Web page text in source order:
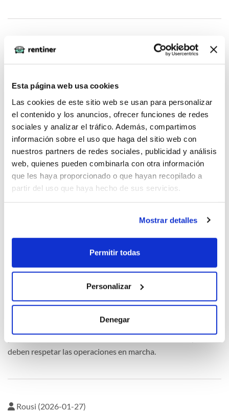
Esta página web usa cookies
Las cookies de este sitio web se usan para personalizar
el contenido y los anuncios, ofrecer funciones de redes
sociales y analizar el tráfico. Además, compartimos
información sobre el uso que haga del sitio web con
nuestros partners de redes sociales, publicidad y análisis
web, quienes pueden combinarla con otra información
que les haya proporcionado o que hayan recopilado a
partir del uso que haya hecho de sus servicios.
Mostrar detalles
Permitir todas
Personalizar
Denegar
PPsQukTM (2026-05-04)
Información seguro (2026-02-04)
Falta un detalle y es que se especifique el seguro a todo
riesgo si es con franquicia o sin franquicia
Rousi (2026-01-27)
Se publica una información que no es real. Me han notificado
que esta oferta no existe ya. La he solicitado desde hace mas
de 2 semanas, con documentación enviada y en estudio, con
me dicen que la han eliminado por orden del proveedor y la
pasan a 48 meses e incremento de cuota. No es serio y se
deben respetar las operaciones en marcha.
Rousi (2026-01-27)